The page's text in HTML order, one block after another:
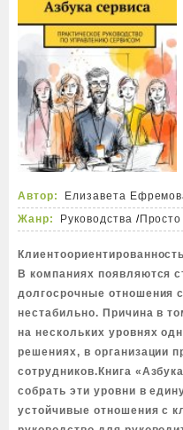
Автор:
Елизавета
Жанр:
Руководства /Просто
В компаниях появляются
долгосрочные отношения
нестабильно. Причина в
на нескольких уровнях
решениях, в организации
сотрудников.Книга
собрать эти уровни в
устойчивые отношения с